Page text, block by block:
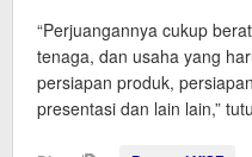
“Perjuangannya cukup
tenaga, dan usaha yang
persiapan produk,
presentasi dan lain lain,”